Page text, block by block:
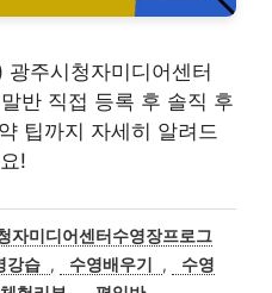
주시청자미디어센터
반 직접 등록 후 솔직 후
팁까지 자세히 알려드
!
자미디어센터수영장프로그
강습 , 수영배우기 ,
수영